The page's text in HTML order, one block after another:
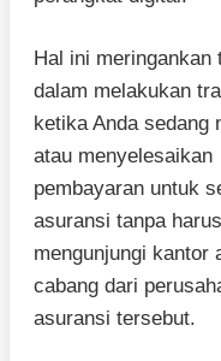
Hal ini meringankan
dalam melakukan
ketika Anda sedang
atau menyelesaikan
pembayaran untuk
asuransi tanpa harus
mengunjungi kantor
cabang dari
asuransi tersebut.